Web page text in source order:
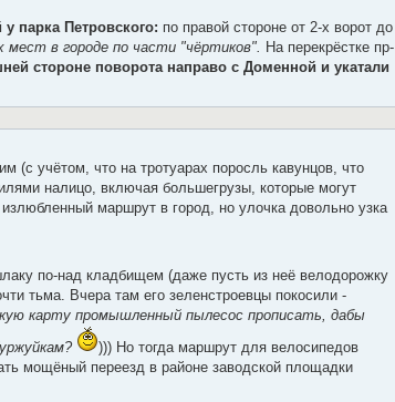
парка Петровского: по правой стороне от 2-х ворот до
в городе по части "чёртиков". На перекрёстке пр-
стороне поворота направо с Доменной и укатали
(с учётом, что на тротуарах поросль кавунцов, что
налицо, включая большегрузы, которые могут
маршрут в город, но улочка довольно узка
по-над кладбищем (даже пусть из неё велодорожку
тьма. Вчера там его зеленстроевцы покосили -
карту промышленный пылесос прописать, дабы
))) Но тогда маршрут для велосипедов
мощёный переезд в районе заводской площадки